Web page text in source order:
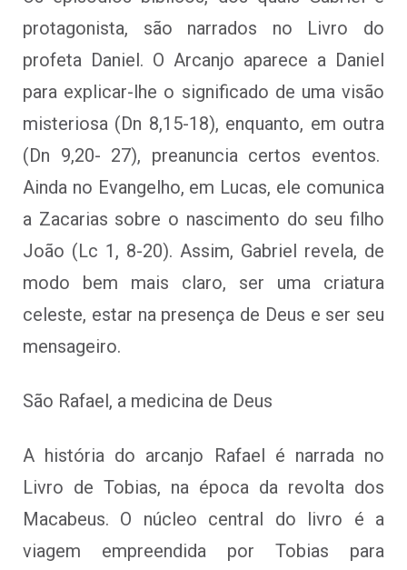
protagonista, são narrados no Livro do
profeta Daniel. O Arcanjo aparece a Daniel
para explicar-lhe o significado de uma visão
misteriosa (Dn 8,15-18), enquanto, em outra
(Dn 9,20- 27), preanuncia certos eventos.
Ainda no Evangelho, em Lucas, ele comunica
a Zacarias sobre o nascimento do seu filho
João (Lc 1, 8-20). Assim, Gabriel revela, de
modo bem mais claro, ser uma criatura
celeste, estar na presença de Deus e ser seu
mensageiro.
São Rafael, a medicina de Deus
A história do arcanjo Rafael é narrada no
Livro de Tobias, na época da revolta dos
Macabeus. O núcleo central do livro é a
viagem empreendida por Tobias para